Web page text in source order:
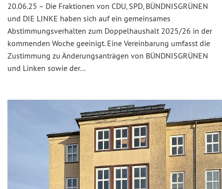
20.06.25 – Die Fraktionen von CDU, SPD, BÜNDNISGRÜNEN
und DIE LINKE haben sich auf ein gemeinsames
Abstimmungsverhalten zum Doppelhaushalt 2025/26 in der
kommenden Woche geeinigt. Eine Vereinbarung umfasst die
Zustimmung zu Änderungsanträgen von BÜNDNISGRÜNEN
und Linken sowie der…